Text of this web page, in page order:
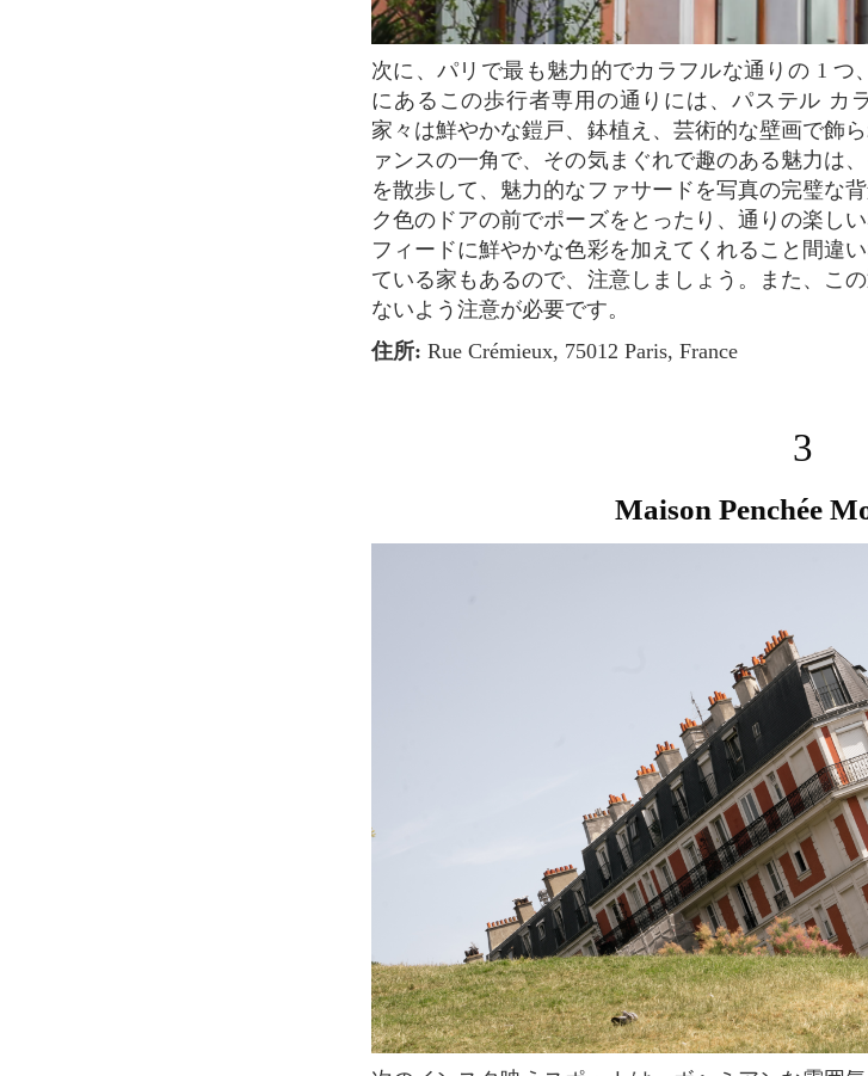
次に、パリで最も魅力的でカラフルな通りの 1 つ、クレミュー通りへ向かいます。12 区
にあるこの歩行者専用の通りには、パステル カ
家々は鮮やかな鎧戸、鉢植え、芸術的な壁画で飾
ァンスの一角で、その気まぐれで趣のある魅力は
を散歩して、魅力的なファサードを写真の完璧な
ク色のドアの前でポーズをとったり、通りの楽し
フィードに鮮やかな色彩を加えてくれること間違
ている家もあるので、注意しましょう。また、こ
ないよう注意が必要です。
住所: Rue Crémieux, 75012 Paris, France
3
Maison Penchée